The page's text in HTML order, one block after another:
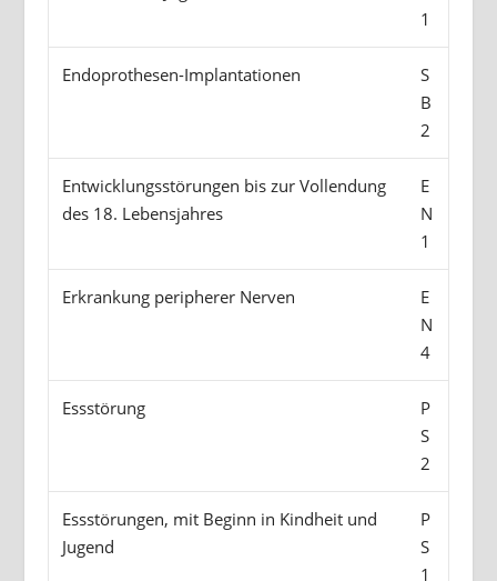
1
Endoprothesen-Implantationen
S
B
2
Entwicklungsstörungen bis zur Vollendung
des 18. Lebensjahres
E
N
1
Erkrankung peripherer Nerven
E
N
4
Essstörung
P
S
2
Essstörungen, mit Beginn in Kindheit und
Jugend
P
S
1